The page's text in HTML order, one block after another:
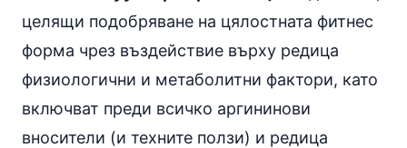
целящи подобряване на цялостната фитнес
форма чрез въздействие върху редица
физиологични и метаболитни фактори, като
включват преди всичко аргининови
вносители (и техните ползи) и редица